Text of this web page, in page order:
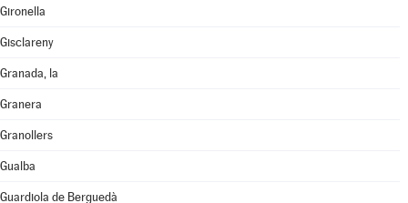
Gironella
Gisclareny
Granada, la
Granera
Granollers
Gualba
Guardiola de Berguedà